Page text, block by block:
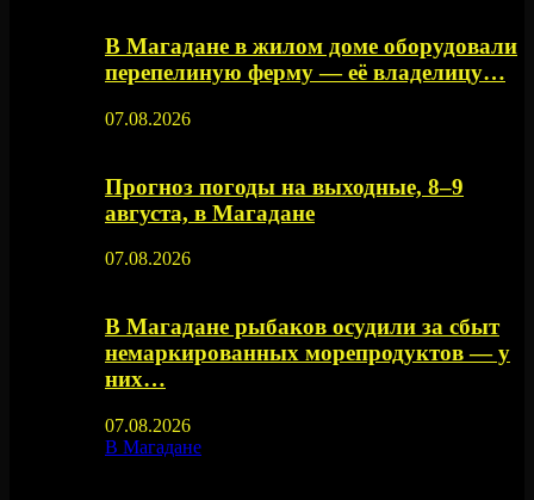
В Магадане в жилом доме оборудовали
перепелиную ферму — её владелицу…
07.08.2026
Прогноз погоды на выходные, 8–9
августа, в Магадане
07.08.2026
В Магадане рыбаков осудили за сбыт
немаркированных морепродуктов — у
них…
07.08.2026
В Магадане